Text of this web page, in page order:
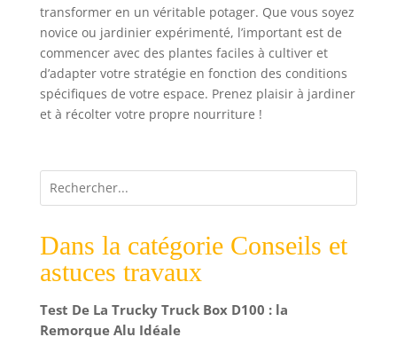
transformer en un véritable potager. Que vous soyez
novice ou jardinier expérimenté, l’important est de
commencer avec des plantes faciles à cultiver et
d’adapter votre stratégie en fonction des conditions
spécifiques de votre espace. Prenez plaisir à jardiner
et à récolter votre propre nourriture !
Dans la catégorie Conseils et
astuces travaux
Test De La Trucky Truck Box D100 : la
Remorque Alu Idéale